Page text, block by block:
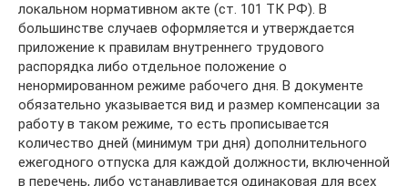
локальном нормативном акте (ст. 101 ТК РФ). В
большинстве случаев оформляется и утверждается
приложение к правилам внутреннего трудового
распорядка либо отдельное положение о
ненормированном режиме рабочего дня. В документе
обязательно указывается вид и размер компенсации за
работу в таком режиме, то есть прописывается
количество дней (минимум три дня) дополнительного
ежегодного отпуска для каждой должности, включенной
в перечень, либо устанавливается одинаковая для всех